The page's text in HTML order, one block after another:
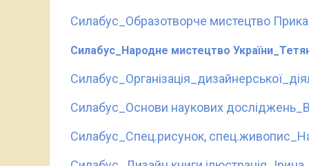
Силабус_Образотворче мистецтво
Силабус_Народне мистецтво
Силабус_Основи наукових
Силабус_Спец.рисунок,